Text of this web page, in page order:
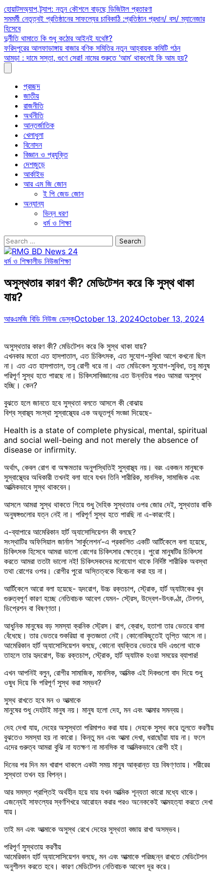
Skip
to
content
হোয়াটসঅ্যাপ ট্র্যাপ: নতুন কৌশলে বাড়ছে ডিজিটাল প্রতারণা
সমমর্মী নেতৃত্বই প্রতিষ্ঠানের সাফল্যের চাবিকাঠি :প্রতিষ্ঠান প্রধান/ বস/ ম্যানেজার
হিসেবে
দুর্নীতি থামাতে কি শুধু কঠোর আইনই যথেষ্ট?
ফরিদপুরের আলফাডাঙ্গায় বাজার বণিক সমিতির নতুন আহ্বায়ক কমিটি গঠন
আমড়া : দামে সস্তা, গুণে সেরা! নামের শুরুতে ‘আম’ থাকলেই কি আম হয়?
প্রচ্ছদ
জাতীয়
রাজনীতি
অর্থনীতি
আন্তর্জাতিক
খেলাধুলা
বিনোদন
বিজ্ঞান ও প্রযুক্তি
দেশজুড়ে
আর্কাইভ
আর এম জি জোন
ই পি জেড জোন
অন্যান্য
ভিন্ন ধরণ
ধর্ম ও শিক্ষা
Search
for:
ধর্ম ও শিক্ষালীড নিউজশিক্ষা
অসুস্থতার কারণ কী? মেডিটেশন করে কি সুস্থ থাকা
যায়?
আরএমজি বিডি নিউজ ডেস্কOctober 13, 2024October 13, 2024
অসুস্থতার কারণ কী? মেডিটেশন করে কি সুস্থ থাকা যায়?
এখনকার মতো এত হাসপাতাল, এত চিকিৎসক, এত সুযোগ-সুবিধা আগে কখনো ছিল
না। এত এত হাসপাতাল, তবু রোগী ধরে না। এত মেডিকেল সুযোগ-সুবিধা, তবু মানুষ
পরিপূর্ণ সুস্থ হতে পারছে না। চিকিৎসাবিজ্ঞানের এত উন্নতির পরও আমরা অসুস্থ
হচ্ছি। কেন?
বুঝতে হলে জানতে হবে সুস্থতা বলতে আসলে কী বোঝায়
বিশ্ব স্বাস্থ্য সংস্থা সুস্বাস্থ্যের এক অভূতপূর্ব সংজ্ঞা দিয়েছে-
Health is a state of complete physical, mental, spiritual
and social well-being and not merely the absence of
disease or infirmity.
অর্থাৎ, কেবল রোগ বা অক্ষমতার অনুপস্থিতিই সুস্বাস্থ্য নয়। বরং একজন মানুষকে
সুস্বাস্থ্যের অধিকারী তখনই বলা যাবে যখন তিনি শারীরিক, মানসিক, সামাজিক এবং
আত্মিকভাবে সুস্থ থাকবেন।
আসলে আমরা সুস্থ থাকতে গিয়ে শুধু দৈহিক সুস্থতার ওপর জোর দেই, সুস্থতার বাকি
অনুষঙ্গগুলোর যত্ন নেই না। পরিপূর্ণ সুস্থ হতে পারছি না এ-কারণেই।
এ-ব্যাপারে আমেরিকান হার্ট অ্যাসোসিয়েশন কী বলছে?
সংস্থাটির অফিসিয়াল জার্নাল ‘সার্কুলেশন’-এ প্রকাশিত একটি আর্টিকেলে বলা হয়েছে,
চিকিৎসক হিসেবে আমরা ভালো রোগের চিকিৎসার ক্ষেত্রে। পুরো মানুষটির চিকিৎসা
করতে আমরা ততটা ভালো নই! চিকিৎসকদের মনোযোগ থাকে নির্দিষ্ট শারীরিক অবস্থা
তথা রোগের ওপর। রোগীর পুরো অস্তিত্বকে বিবেচনা করা হয় না।
আর্টিকেলে আরো বলা হয়েছে- হৃদরোগ, উচ্চ রক্তচাপ, স্ট্রোক, হার্ট অ্যাটাকের খুব
গুরুত্বপূর্ণ কারণ হচ্ছে নেতিবাচক আবেগ যেমন- স্ট্রেস, উদ্বেগ-উৎকণ্ঠা, টেনশন,
ডিপ্রেশন বা বিষণ্ণতা।
আধুনিক মানুষের বড় সমস্যা ক্রনিক স্ট্রেস। রাগ, ক্রোধ, হতাশা তার ভেতরে বাসা
বেঁধেছে। তার ভেতরে শুকরিয়া বা কৃতজ্ঞতা নেই। কোনোকিছুতেই তৃপ্তি আসে না।
আমেরিকান হার্ট অ্যাসোসিয়েশন বলছে, কোনো ব্যক্তির ভেতরে যদি এগুলো থাকে
তাহলে তার হৃদরোগ, উচ্চ রক্তচাপ, স্ট্রোক, হার্ট অ্যাটাক হওয়া সময়ের ব্যাপার!
এখন আপনিই বলুন, রোগীর সামাজিক, মানসিক, আত্মিক এই দিকগুলো বাদ দিয়ে শুধু
ওষুধ দিয়ে কি পরিপূর্ণ সুস্থ করা সম্ভব?
সুস্থ রাখতে হবে মন ও আত্মাকে
মানুষের শুধু দেহটাই মানুষ নয়। মানুষ হলো দেহ, মন এবং আত্মার সমন্বয়।
দেহ দেখা যায়, দেহের অসুস্থতা পরিমাপও করা যায়। দেহকে সুস্থ করে তুলতে করণীয়
বুঝতেও সমস্যা হয় না কারো। কিন্তু মন এবং আত্মা দেখা, ধরাছোঁয়া যায় না। ফলে
এদের গুরুত্ব আমরা বুঝি না যতক্ষণ না মানসিক বা আত্মিকভাবে রোগী হই।
দিনের পর দিন মন খারাপ থাকলে একটা সময় মানুষ আক্রান্ত হয় বিষণ্ণতায়। শরীরের
সুস্থতা তখন হয় বিপন্ন।
আর সমস্ত প্রাপ্তিই অর্থহীন হয়ে যায় যখন আত্মিক শূন্যতা কারো মধ্যে থাকে।
এজন্যেই সাফল্যের স্বর্ণশিখরে আরোহন করার পরও অনেককেই আত্মহত্যা করতে দেখা
যায়।
তাই মন এবং আত্মাকে অসুস্থ রেখে দেহের সুস্থতা বজায় রাখা অসম্ভব।
পরিপূর্ণ সুস্থতায় করণীয়
আমেরিকান হার্ট অ্যাসোসিয়েশন বলছে, মন এবং আত্মাকে পরিচ্ছন্ন রাখতে মেডিটেশন
অনুশীলন করতে হবে। কারণ মেডিটেশন নেতিবাচক আবেগ দূর করে।